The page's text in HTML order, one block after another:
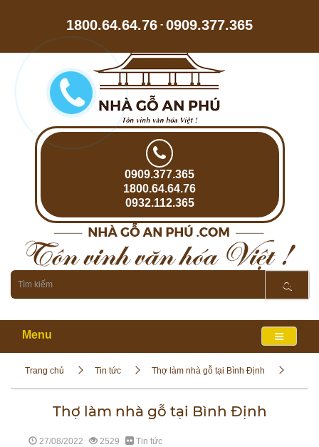
1800.64.64.76 - 0909.377.365
0909.377.365
1800.64.64.76
0932.112.365
Menu
Trang chủ Tin tức Thợ làm nhà gỗ tại Bình Định
Thợ làm nhà gỗ tại Bình Định
27/08/2022 2529 Tin tức